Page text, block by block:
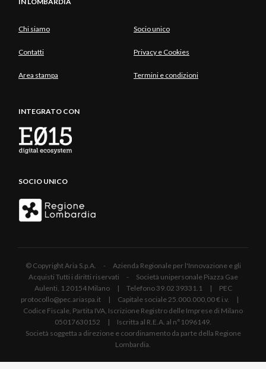
Chi siamo Socio unico
Contatti Privacy e Cookies
Area stampa Termini e condizioni
INTEGRATO CON
SOCIO UNICO
© Copyright Aria S.p.A. - Azienda Regionale per l'Innovazione e gli
Acquisti Tutti i diritti riservati - Società unipersonale Piazza Gae
Aulenti, 1 20154 Milano | Telefono 39.02 39331.1 | PEC
protocollo@pec.ariaspa.it | Capitale sociale 25.000.000,00 € i.v. |
Codice Fiscale, Partita IVA, Iscrizione Registro delle Imprese di Milano
05017630152 | Iscritta al R.E.A. al n°1096149.
Società soggetta a direzione e coordinamento da parte della Regione
Lombardia.